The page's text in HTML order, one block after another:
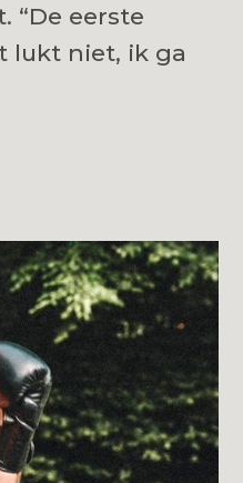
“De eerste
lukt niet, ik ga